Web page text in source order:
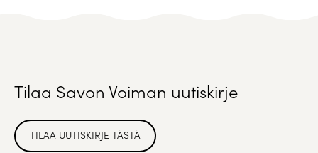
Tilaa Savon Voiman uutiskirje
TILAA UUTISKIRJE TÄSTÄ